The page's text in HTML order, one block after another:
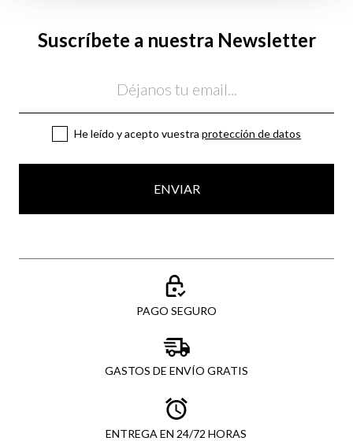
Suscríbete a nuestra Newsletter
He leído y acepto vuestra protección de datos
ENVIAR
PAGO SEGURO
GASTOS DE ENVÍO GRATIS
ENTREGA EN 24/72 HORAS